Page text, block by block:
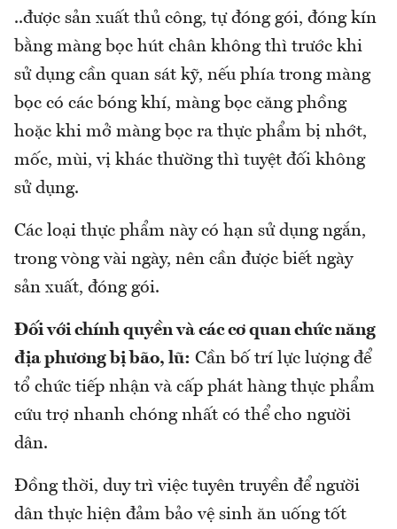
..được sản xuất thủ công, tự đóng gói, đóng kín
bằng màng bọc hút chân không thì trước khi
sử dụng cần quan sát kỹ, nếu phía trong màng
bọc có các bóng khí, màng bọc căng phồng
hoặc khi mở màng bọc ra thực phẩm bị nhớt,
mốc, mùi, vị khác thường thì tuyệt đối không
sử dụng.
Các loại thực phẩm này có hạn sử dụng ngắn,
trong vòng vài ngày, nên cần được biết ngày
sản xuất, đóng gói.
Đối với chính quyền và các cơ quan chức năng
địa phương bị bão, lũ: Cần bố trí lực lượng để
tổ chức tiếp nhận và cấp phát hàng thực phẩm
cứu trợ nhanh chóng nhất có thể cho người
dân.
Đồng thời, duy trì việc tuyên truyền để người
dân thực hiện đảm bảo vệ sinh ăn uống tốt